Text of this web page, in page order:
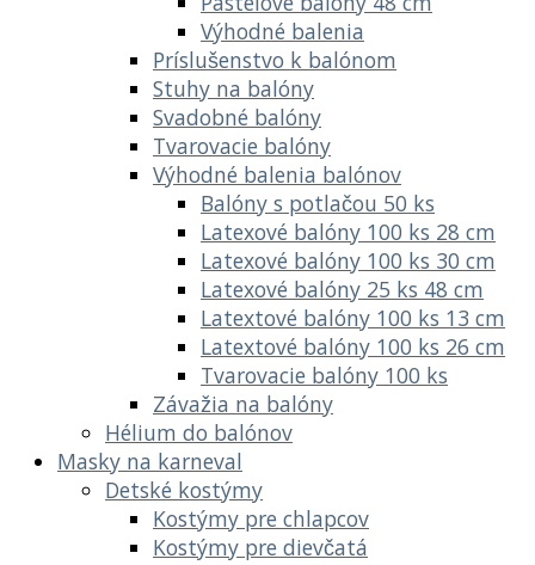
Výhodné balenia
Príslušenstvo k balónom
Stuhy na balóny
Svadobné balóny
Tvarovacie balóny
Výhodné balenia balónov
Balóny s potlačou 50 ks
Latexové balóny 100 ks 28 cm
Latexové balóny 100 ks 30 cm
Latexové balóny 25 ks 48 cm
Latextové balóny 100 ks 13 cm
Latextové balóny 100 ks 26 cm
Tvarovacie balóny 100 ks
Závažia na balóny
Hélium do balónov
Masky na karneval
Detské kostýmy
Kostýmy pre chlapcov
Kostýmy pre dievčatá